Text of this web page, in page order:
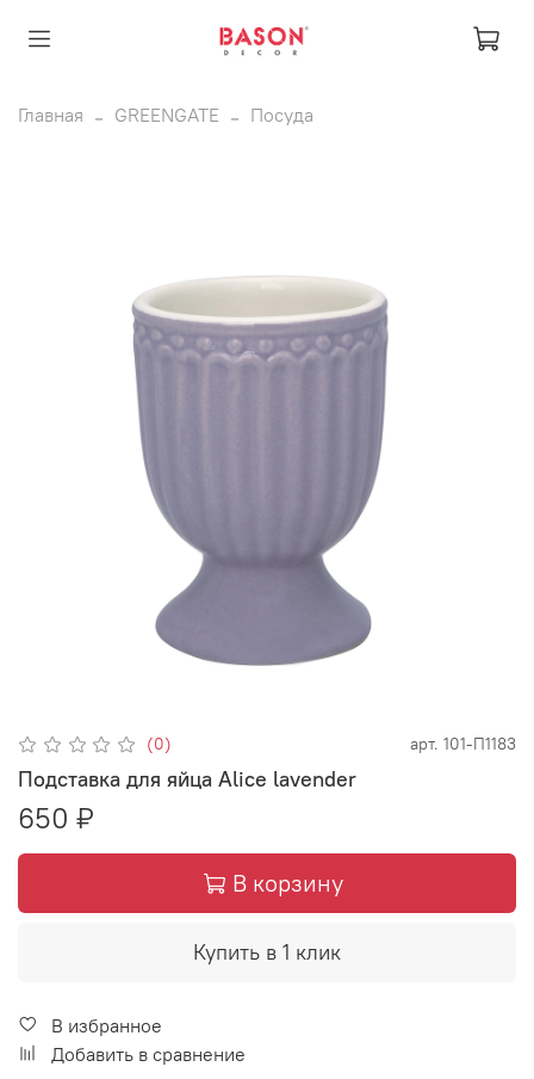
Главная GREENGATE Посуда
(0) арт. 101-П1183
Подставка для яйца Alice lavender
650 ₽
В корзину
Купить в 1 клик
В избранное
Добавить в сравнение